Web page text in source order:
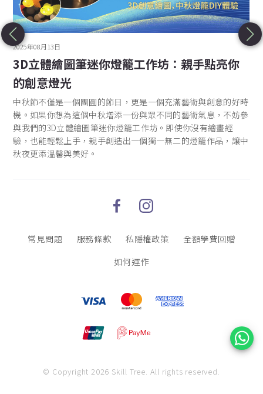
2025年08月13日
3D立體繪圖筆迷你燈籠工作坊：親手點亮你
的創意燈光
中秋節不僅是一個團圓的節日，更是一個充滿藝術與創意的好時
機。如果你想為這個中秋增添一份與眾不同的藝術氣息，不妨參
與我們的3D立體繪圖筆迷你燈籠工作坊。即使你沒有繪畫經
驗，也能輕鬆上手，親手創造出一個獨一無二的燈籠作品，讓中
秋夜更添溫馨與美好。
常見問題 服務條款 私隱權政策
全額學費回贈
如何運作
© Copyright 2026 Skill Tree. All rights reserved.